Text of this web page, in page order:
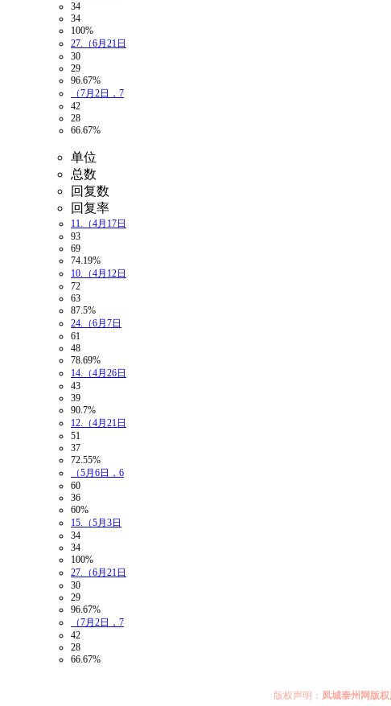
34
34
100%
27.（6月21日
30
29
96.67%
（7月2日，7
42
28
66.67%
单位
总数
回复数
回复率
11.（4月17日
93
69
74.19%
10.（4月12日
72
63
87.5%
24.（6月7日
61
48
78.69%
14.（4月26日
43
39
90.7%
12.（4月21日
51
37
72.55%
（5月6日，6
60
36
60%
15.（5月3日
34
34
100%
27.（6月21日
30
29
96.67%
（7月2日，7
42
28
66.67%
版权声明： 凤城泰州网版